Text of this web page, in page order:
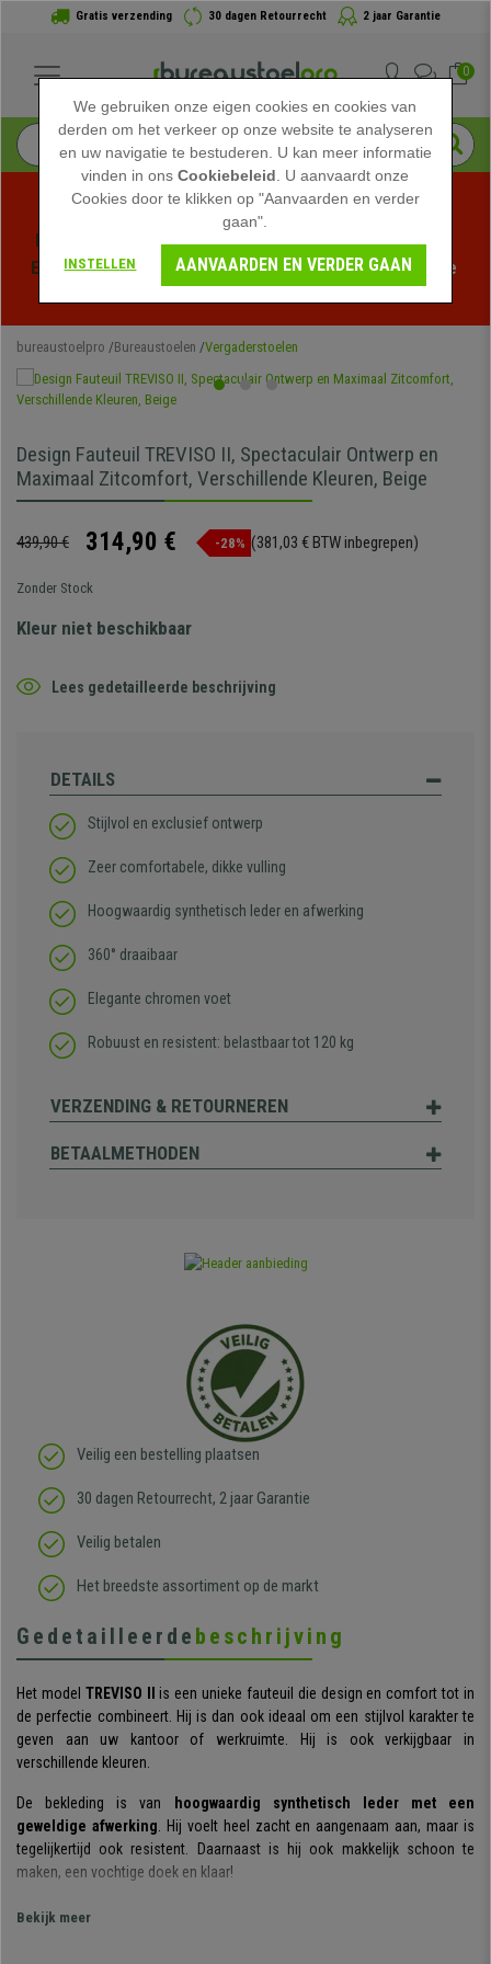
Gratis verzending 30 dagen Retourrecht 2 jaar Garantie
0
Profiteer van de Zomeruitverkoop bij bureaustoelpro!
Exclusieve kortingen voor een beperkte tijd - Bekijk de
bureaustoelpro Bureaustoelen Vergaderstoelen
Design Fauteuil TREVISO II, Spectaculair Ontwerp en
Maximaal Zitcomfort, Verschillende Kleuren, Beige
439,90 € 314,90 € -28% (381,03 € BTW inbegrepen)
Zonder Stock
Kleur niet beschikbaar
Lees gedetailleerde beschrijving
DETAILS
Stijlvol en exclusief ontwerp
Zeer comfortabele, dikke vulling
Hoogwaardig synthetisch leder en afwerking
360° draaibaar
Elegante chromen voet
Robuust en resistent: belastbaar tot 120 kg
VERZENDING & RETOURNEREN
BETAALMETHODEN
Veilig een bestelling plaatsen
30 dagen Retourrecht, 2 jaar Garantie
Veilig betalen
Het breedste assortiment op de markt
Gedetailleerde beschrijving
Het model TREVISO II
is een unieke fauteuil die design en comfort tot in
de perfectie combineert. Hij is dan ook ideaal om een stijlvol karakter te
geven aan uw kantoor of werkruimte. Hij is ook verkijgbaar in
verschillende kleuren.
De bekleding is van hoogwaardig synthetisch leder met een
geweldige afwerking. Hij voelt heel zacht en aangenaam aan, maar is
tegelijkertijd ook resistent. Daarnaast is hij ook makkelijk schoon te
maken, een vochtige doek en klaar!
Zoals u op de foto's kunt zien, trekt de vulling van dit model de aandacht
Bekijk meer
We gebruiken onze eigen cookies en cookies van
derden om het verkeer op onze website te analyseren
en uw navigatie te bestuderen. U kan meer informatie
vinden in onsCookiebeleid . U aanvaardt onze
Cookies door te klikken op "Aanvaarden en verder
gaan".
INSTELLEN AANVAARDEN EN VERDER GAAN